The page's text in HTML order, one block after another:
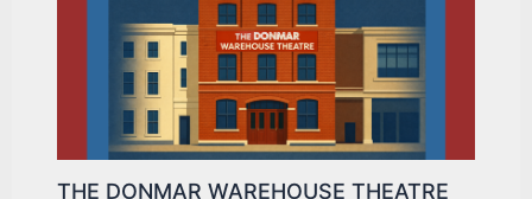
THE DONMAR WAREHOUSE THEATRE